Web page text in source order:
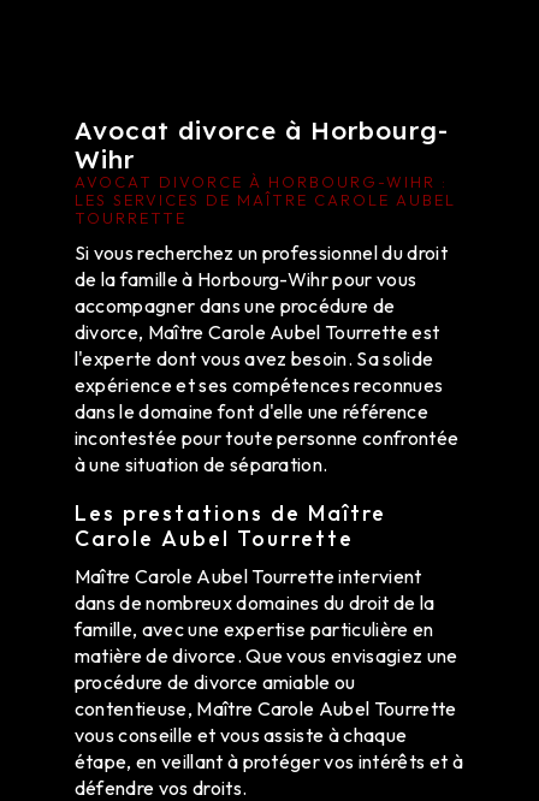
Avocat divorce à Horbourg-
Wihr
AVOCAT DIVORCE À HORBOURG-WIHR :
LES SERVICES DE MAÎTRE CAROLE AUBEL
TOURRETTE
Si vous recherchez un professionnel du droit
de la famille à Horbourg-Wihr pour vous
accompagner dans une procédure de
divorce, Maître Carole Aubel Tourrette est
l'experte dont vous avez besoin. Sa solide
expérience et ses compétences reconnues
dans le domaine font d'elle une référence
incontestée pour toute personne confrontée
à une situation de séparation.
Les prestations de Maître
Carole Aubel Tourrette
Maître Carole Aubel Tourrette intervient
dans de nombreux domaines du droit de la
famille, avec une expertise particulière en
matière de divorce. Que vous envisagiez une
procédure de divorce amiable ou
contentieuse, Maître Carole Aubel Tourrette
vous conseille et vous assiste à chaque
étape, en veillant à protéger vos intérêts et à
défendre vos droits.